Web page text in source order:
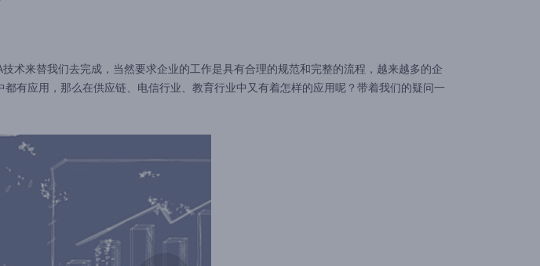
术来替我们去完成，当然要求企业的工作是具有合理的规范和完整的流程，越来越多的企
有应用，那么在供应链、电信行业、教育行业中又有着怎样的应用呢？带着我们的疑问一